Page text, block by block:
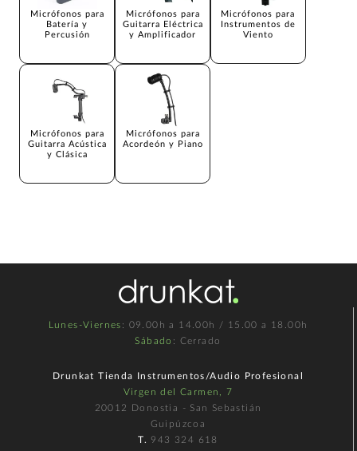
Micrófonos para
Batería y
Percusión
Micrófonos para
Guitarra Eléctrica
y Amplificador
Micrófonos para
Instrumentos de
Viento
Micrófonos para
Guitarra Acústica
y Clásica
Micrófonos para
Acordeón y Piano
Lunes-Viernes : 09.00h a 14.00h / 15.00 a 18.00h
Sábado : Cerrado
Drunkat Tienda Instrumentos/Audio Profesional
Virgen del Carmen, 7
20012 Donostia - San Sebastián
Guipúzcoa
T. 943 324 618